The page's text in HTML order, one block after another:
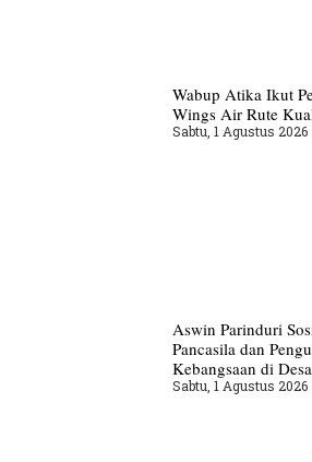
Wabup Atika Ikut
Wings Air Rute
Sabtu, 1 Agustus 2026
Aswin Parinduri
Pancasila dan
Kebangsaan di
Sabtu, 1 Agustus 2026